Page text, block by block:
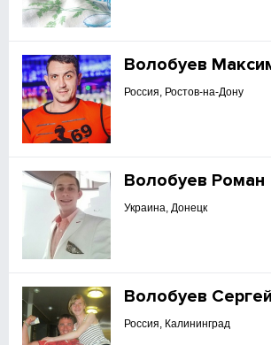
Волобуев
Россия, Ростов-на-Дону
Волобуев Роман
Украина, Донецк
Волобуев Сергей
Россия, Калининград